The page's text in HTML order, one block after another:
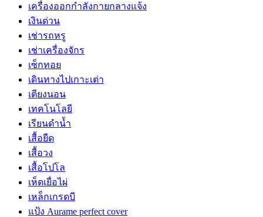
เครื่องออกกำลังกายกลางแจ้ง
เงินด่วน
เช่ารถหรู
เช่าเครื่องจักร
เซ็กทอย
เดินทางไปเกาะเต่า
เตียงนอน
เทคโนโลยี
เรียนดำน้ำ
เสื้อยืด
เสื้อวง
เสื้อโปโล
เห็ดเยื่อไผ่
เหล็กเกรดบี
แป้ง Aurame perfect cover